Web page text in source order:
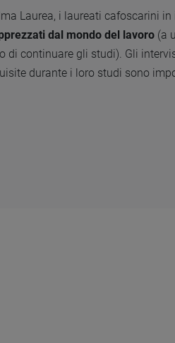
Laurea, i laureati cafoscarini
dal mondo del lavoro (a
di continuare gli studi). Gli
durante i loro studi sono